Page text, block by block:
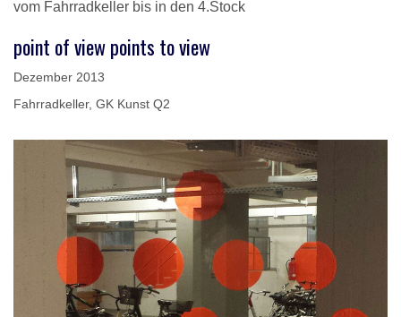
vom Fahrradkeller bis in den 4.Stock
point of view points to view
Dezember 2013
Fahrradkeller, GK Kunst Q2